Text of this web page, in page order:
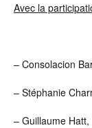
Avec la
– Consolacion
– Stéphanie
– Guillaume Hatt,